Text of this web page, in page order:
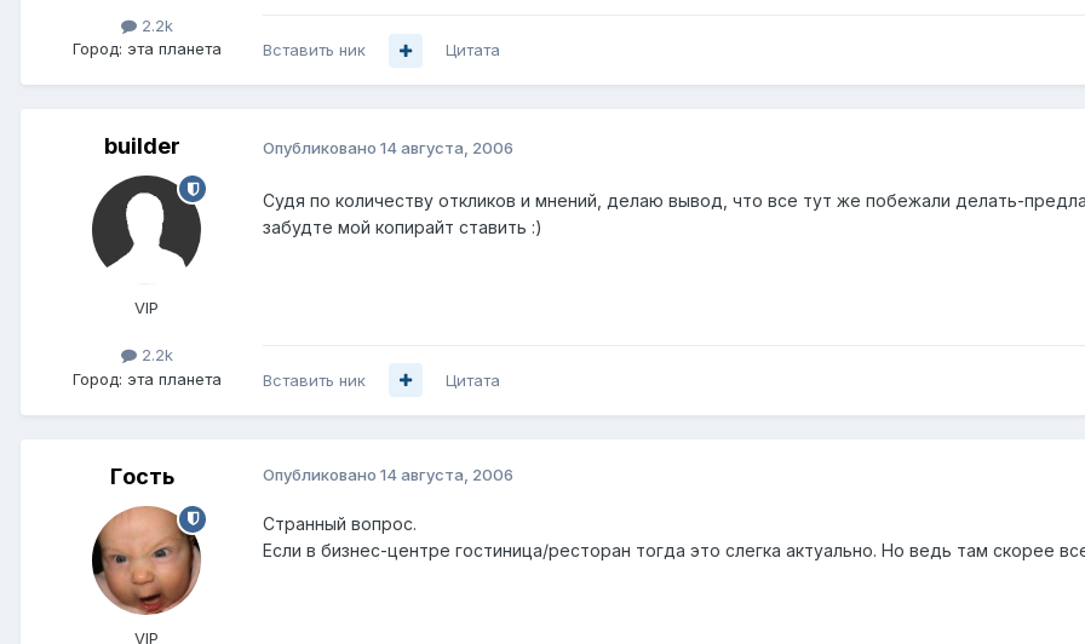
2.2k
Город: эта планета Вставить ник Цитата
builder
VIP
2.2k
Город: эта планета
Опубликовано 14 августа, 2006
Судя по количеству откликов и мнений, делаю вывод, что все тут же побежали делать-
забудте мой копирайт ставить :)
Вставить ник Цитата
Гoсть
VIP
Опубликовано 14 августа, 2006
Странный вопрос.
Если в бизнес-центре гостиница/ресторан тогда это слегка актуально. Но ведь там скорее